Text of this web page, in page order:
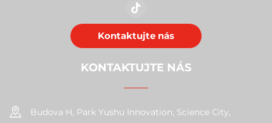
Kontaktujte nás
KONTAKTUJTE NÁS
Budova H, Park Yushu Innovation, Science City,